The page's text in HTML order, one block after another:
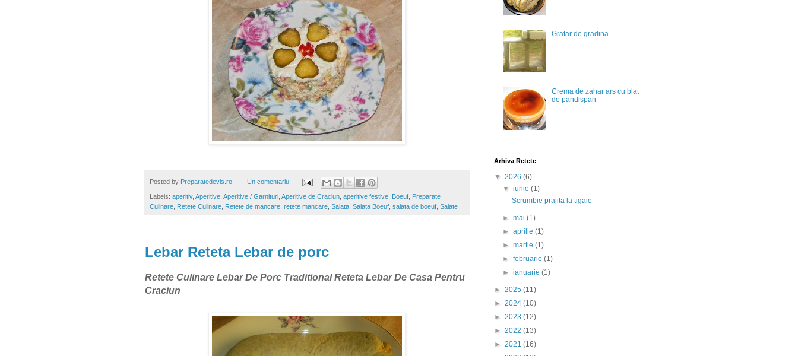
Posted by Preparatedevis.ro Un comentariu:
Labels: aperitiv, Aperitive Aperitive / Garnituri Aperitive de Craciun aperitive festive Boeuf Preparate
Culinare Retete Culinare Retete de mancare retete mancare Salata Salata Boeuf salata de boeuf Salate
Lebar Reteta Lebar de porc
Retete Culinare Lebar De Porc Traditional Reteta Lebar De Casa Pentru
Craciun
Gratar de gradina
Crema de zahar ars cu blat
de pandispan
Arhiva Retete
▼ 2026 (6)
▼iunie(1)
Scrumbie prajita la tigaie
►mai(1)
►aprilie(1)
►martie(1)
►februarie(1)
►ianuarie(1)
► 2025 (11)
► 2024 (10)
► 2023 (12)
► 2022 (13)
► 2021 (16)